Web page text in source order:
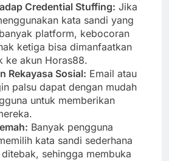
Credential Stuffing: Jika
kata sandi yang
platform, kebocoran
ketiga bisa dimanfaatkan
ke akun Horas88.
Rekayasa Sosial: Email atau
palsu dapat dengan mudah
untuk memberikan
Banyak pengguna
kata sandi sederhana
sehingga membuka